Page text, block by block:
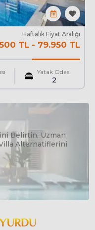
Derinlik 1.5 Mt
Haftalık Fiyat Aralığı
TL - 79.950 TL
Yatak Odası
2
Belirtin, Uzman
Alternatiflerini